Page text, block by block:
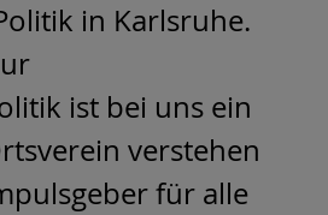
in Karlsruhe.
ist bei uns ein
verstehen
für alle